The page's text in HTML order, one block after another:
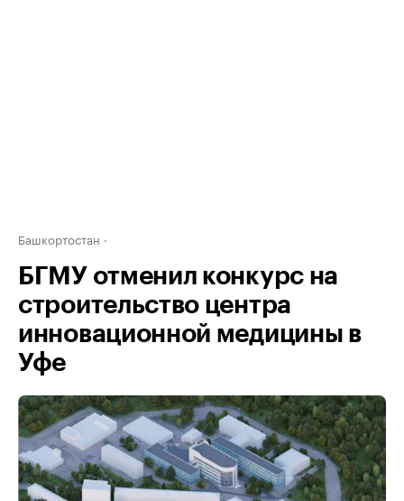
Башкортостан
БГМУ отменил конкурс на
строительство центра
инновационной медицины в
Уфе